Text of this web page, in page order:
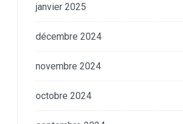
janvier 2025
décembre 2024
novembre 2024
octobre 2024